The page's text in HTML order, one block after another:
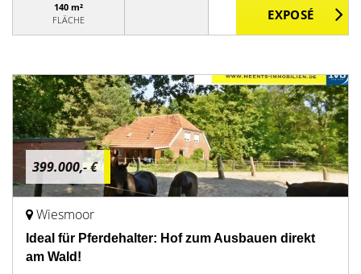
140 m²
FLÄCHE
399.000,- €
Wiesmoor
Ideal für Pferdehalter: Hof zum Ausbauen direkt
am Wald!